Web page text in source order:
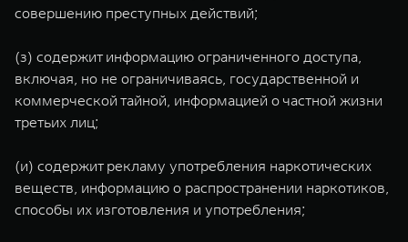
совершению преступных действий;
(з) содержит информацию ограниченного доступа,
включая, но не ограничиваясь, государственной и
коммерческой тайной, информацией о частной жизни
третьих лиц;
(и) содержит рекламу употребления наркотических
веществ, информацию о распространении наркотиков,
способы их изготовления и употребления;